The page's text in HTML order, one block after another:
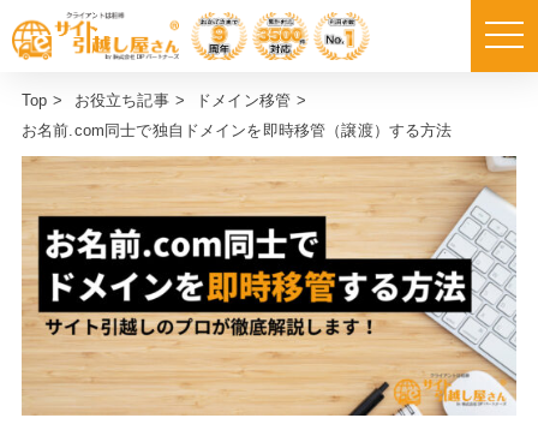
Top > お役立ち記事 > ドメイン移管 >
お名前.com同士で独自ドメインを即時移管（譲渡）する方法